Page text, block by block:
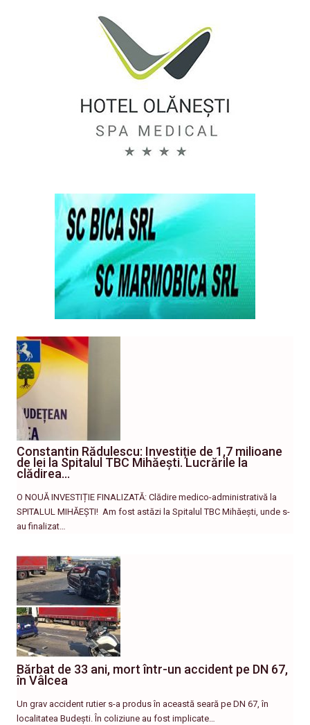
Constantin Rădulescu: Investiție de 1,7 milioane
de lei la Spitalul TBC Mihăești. Lucrările la
clădirea…
O NOUĂ INVESTIȚIE FINALIZATĂ: Clădire medico-administrativă la
SPITALUL MIHĂEȘTI! ​ Am fost astăzi la Spitalul TBC Mihăești, unde s-
au finalizat…
Bărbat de 33 ani, mort într-un accident pe DN 67,
în Vâlcea
Un grav accident rutier s-a produs în această seară pe DN 67, în
localitatea Budești. În coliziune au fost implicate…